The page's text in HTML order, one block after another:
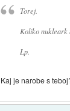
Torej.
Koliko nukleark
Lp.
Kaj je narobe s